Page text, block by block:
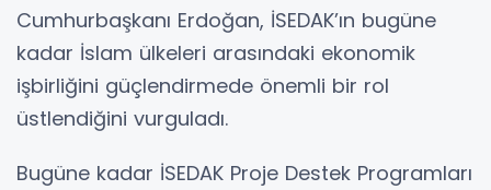
Cumhurbaşkanı Erdoğan, İSEDAK’ın bugüne
kadar İslam ülkeleri arasındaki ekonomik
işbirliğini güçlendirmede önemli bir rol
üstlendiğini vurguladı.
Bugüne kadar İSEDAK Proje Destek Programları